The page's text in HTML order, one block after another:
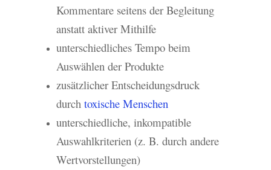
Kommentare seitens der Begleitung
anstatt aktiver Mithilfe
unterschiedliches Tempo beim
Auswählen der Produkte
zusätzlicher Entscheidungsdruck
durch toxische Menschen
unterschiedliche, inkompatible
Auswahlkriterien (z. B. durch andere
Wertvorstellungen)